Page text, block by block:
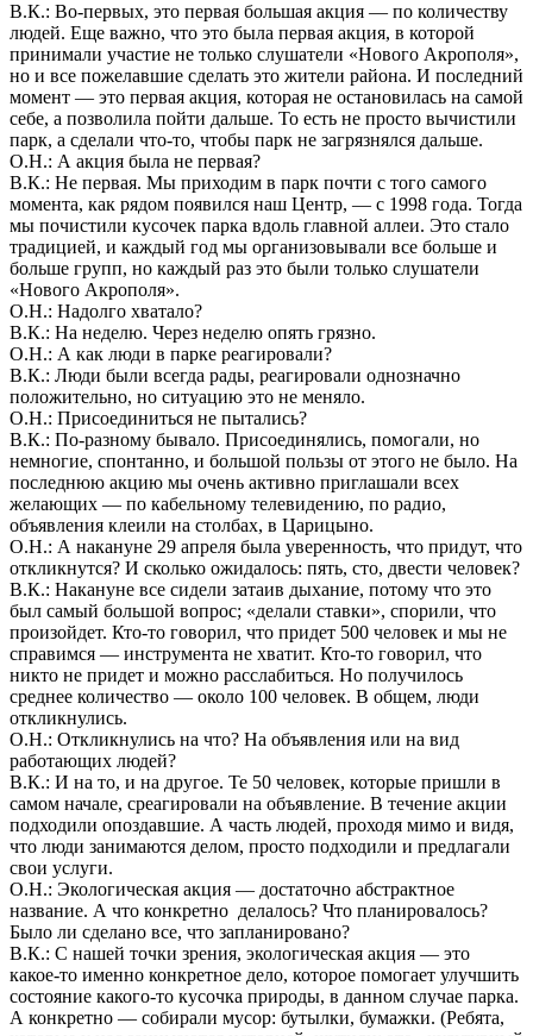
В.К.: Во-первых, это первая большая акция — по количеству
людей. Еще важно, что это была первая акция, в которой
принимали участие не только слушатели «Нового Акрополя»,
но и все пожелавшие сделать это жители района. И последний
момент — это первая акция, которая не остановилась на самой
себе, а позволила пойти дальше. То есть не просто вычистили
парк, а сделали что-то, чтобы парк не загрязнялся дальше.
О.Н.: А акция была не первая?
В.К.: Не первая. Мы приходим в парк почти с того самого
момента, как рядом появился наш Центр, — с 1998 года. Тогда
мы почистили кусочек парка вдоль главной аллеи. Это стало
традицией, и каждый год мы организовывали все больше и
больше групп, но каждый раз это были только слушатели
«Нового Акрополя».
О.Н.: Надолго хватало?
В.К.: На неделю. Через неделю опять грязно.
О.Н.: А как люди в парке реагировали?
В.К.: Люди были всегда рады, реагировали однозначно
положительно, но ситуацию это не меняло.
О.Н.: Присоединиться не пытались?
В.К.: По-разному бывало. Присоединялись, помогали, но
немногие, спонтанно, и большой пользы от этого не было. На
последнюю акцию мы очень активно приглашали всех
желающих — по кабельному телевидению, по радио,
объявления клеили на столбах, в Царицыно.
О.Н.: А накануне 29 апреля была уверенность, что придут, что
откликнутся? И сколько ожидалось: пять, сто, двести человек?
В.К.: Накануне все сидели затаив дыхание, потому что это
был самый большой вопрос; «делали ставки», спорили, что
произойдет. Кто-то говорил, что придет 500 человек и мы не
справимся — инструмента не хватит. Кто-то говорил, что
никто не придет и можно расслабиться. Но получилось
среднее количество — около 100 человек. В общем, люди
откликнулись.
О.Н.: Откликнулись на что? На объявления или на вид
работающих людей?
В.К.: И на то, и на другое. Те 50 человек, которые пришли в
самом начале, среагировали на объявление. В течение акции
подходили опоздавшие. А часть людей, проходя мимо и видя,
что люди занимаются делом, просто подходили и предлагали
свои услуги.
О.Н.: Экологическая акция — достаточно абстрактное
название. А что конкретно делалось? Что планировалось?
Было ли сделано все, что запланировано?
В.К.: С нашей точки зрения, экологическая акция — это
какое-то именно конкретное дело, которое помогает улучшить
состояние какого-то кусочка природы, в данном случае парка.
А конкретно — собирали мусор: бутылки, бумажки. (Ребята,